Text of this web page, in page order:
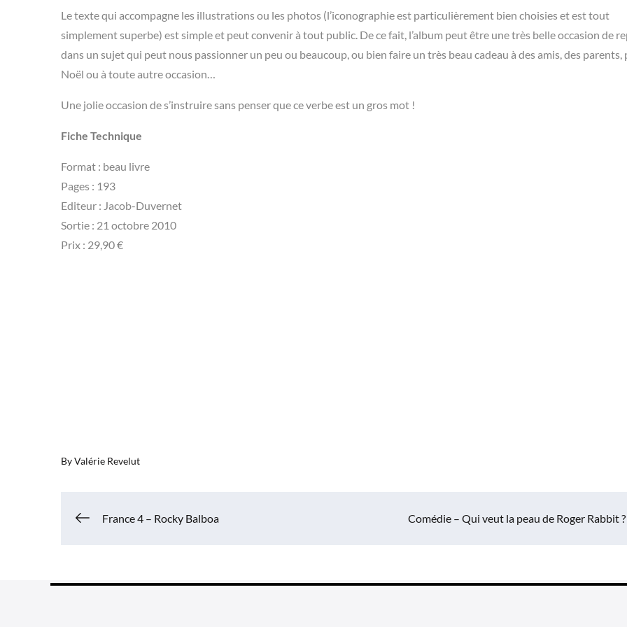
Le texte qui accompagne les illustrations ou les photos (l’iconographie est particulièrement bien choisies et est tout
simplement superbe) est simple et peut convenir à tout public. De ce fait, l’album peut être une très belle occasion de
dans un sujet qui peut nous passionner un peu ou beaucoup, ou bien faire un très beau cadeau à des amis, des parents,
Noël ou à toute autre occasion…
Une jolie occasion de s’instruire sans penser que ce verbe est un gros mot !
Fiche Technique
Format : beau livre
Pages : 193
Editeur : Jacob-Duvernet
Sortie : 21 octobre 2010
Prix : 29,90 €
ByValérie Revelut
Navigation
France 4 – Rocky Balboa Comédie – Qui veut la peau de Roger Rabbit ?